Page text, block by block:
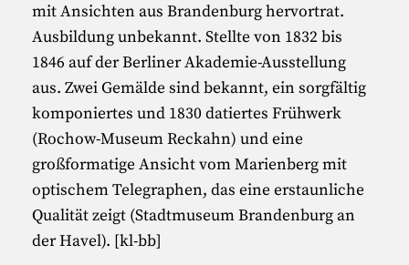
mit Ansichten aus Brandenburg hervortrat.
Ausbildung unbekannt. Stellte von 1832 bis
1846 auf der Berliner Akademie-Ausstellung
aus. Zwei Gemälde sind bekannt, ein sorgfältig
komponiertes und 1830 datiertes Frühwerk
(Rochow-Museum Reckahn) und eine
großformatige Ansicht vom Marienberg mit
optischem Telegraphen, das eine erstaunliche
Qualität zeigt (Stadtmuseum Brandenburg an
der Havel). [kl-bb]